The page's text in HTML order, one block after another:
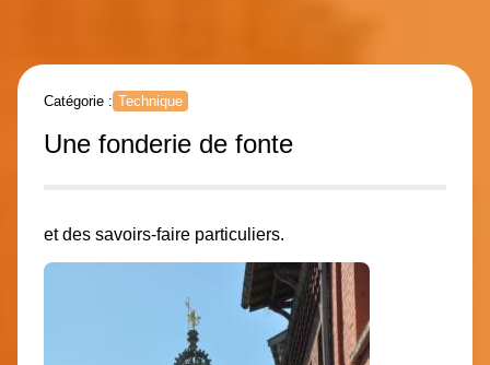
Catégorie : Technique
Une fonderie de fonte
et des savoirs-faire particuliers.